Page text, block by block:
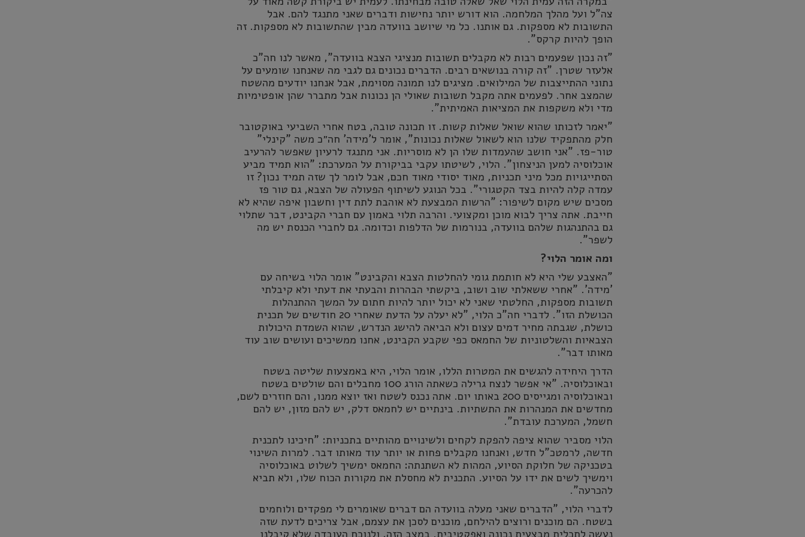
צה"ל ועל מהלך המלחמה. הוא דורש יותר נחישות ודברים שאני מתנגד להם. אבל
התשובות לא מספקות. גם אותנו. כל מי שיושב בוועדה מבין שהתשובות לא מספקות. זה
הופך להיות קרקס".
"זה נכון שפעמים רבות לא מקבלים תשובות מנציגי הצבא בוועדה", מאשר לנו חה"כ
אלעזר שטרן. "זה קורה בנושאים רבים. הדברים נכונים גם לגבי מה שאנחנו שומעים על
נתוני ההתייצבות של המילואים. מציגים לנו תמונה מסוימת, אבל אנחנו יודעים מהשטח
שהמצב אחר. לפעמים אתה מקבל תשובות שאולי הן נכונות אבל מתברר שהן אופטימיות
מדי ולא משקפות את המציאות האמיתית".
"יאמר לזכותו שהוא שואל שאלות קשות. זו תכונה טובה, בטח אחרי השביעי באוקטובר
חלק מהתפקיד שלנו הוא לשאול שאלות נכונות", אומר ל'מידה' חה״כ משה "קינלי"
טור-פז. "אני חושב שהעמדות שלו הן לא מוסריות. אני מתנגד לרעיון שאפשר להרעיב
אוכלוסיה למען הניצחון". הלוי, לשיטתו עקבי בביקורת על המערכת: "הוא תמיד מביע
הסתייגויות מכל מיני תכניות, מאוד יסודי מאוד חכם, אבל לומר לך שזה תמיד נכון? זו
עמדה קלה להיות בצד הקטגורי". בכל הנוגע לשיתוף הפעולה של הצבא, גם טור פז
מסכים שיש מקום לשיפור: "הרשות המבצעת לא אוהבת לתת דין וחשבון איפה שהיא לא
חייבת. אתה צריך לבוא מוכן ומקצועי. והרבה תלוי באמון עם חברי הקבינט, דבר שתלוי
גם בהתנהגות שלהם בוועדה, בנורמות של הדלפות וכדומה. גם לחברי הכנסת יש מה
לשפר".
ומה אומר הלוי?
"האצבע שלי היא לא חותמת גומי להחלטות הצבא והקבינט" אומר הלוי בשיחה עם
'מידה'. "אחרי ששאלתי שוב ושוב, ביקשתי הבהרות והבעתי את דעתי ולא קיבלתי
תשובות מספקות, החלטתי שאני לא יכול יותר להיות חתום על המשך ההתנהלות
הכושלת הזו". לדברי חה"כ הלוי, "לא יעלה על הדעת שאחרי 20 חודשים של תכנית
כושלת, שגבתה מחיר דמים עצום ולא הביאה להישג הנדרש, שהוא השמדת היכולות
הצבאיות והשלטוניות של החמאס כפי שקבע הקבינט, אחנו ממשיכים ועושים שוב עוד
מאותו דבר".
הדרך היחידה להגשים את המטרות הללו, אומר הלוי, היא באמצעות שליטה בשטח
ובאוכלוסיה. "אי אפשר לנצח גרילה כשאתה הורג 100 מחבלים והם שולטים בשטח
ובאוכלוסיה ומגייסים 200 באותו יום. אתה נכנס לשטח ואז יוצא ממנו, והם חוזרים לשם,
מחדשים את המנהרות את התשתיות. בינתיים יש לחמאס דלק, יש להם מזון, יש להם
חשמל, המערכת עובדת".
הלוי מסביר שהוא ציפה להפקת לקחים ולשינויים מהותיים בתכניות: "חיכינו לתכנית
חדשה, לרמטכ"ל חדש, ואנחנו מקבלים פחות או יותר עוד מאותו דבר. למרות השינוי
בטכניקה של חלוקת הסיוע, המהות לא השתנתה: החמאס ימשיך לשלוט באוכלוסיה
וימשיך לשים את ידו על הסיוע. התכנית לא מחסלת את מקורות הכוח שלו, ולא תביא
להכרעה".
לדברי הלוי, "הדברים שאני מעלה בוועדה הם דברים שאומרים לי מפקדים ולוחמים
בשטח. הם מוכנים ורוצים להילחם, מוכנים לסכן את עצמם, אבל צריכים לדעת שזה
נעשה לתכלית מבצעית נכונה ואפקטיבית. במצב הזה, ולנוכח העובדה שלא קיבלנו